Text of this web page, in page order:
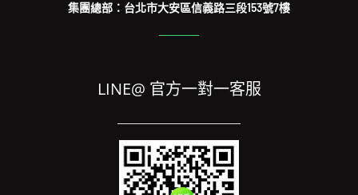
集團總部：台北市大安區信義路三段153號7樓
LINE@ 官方一對一客服